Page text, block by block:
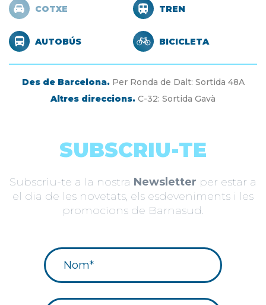
COTXE TREN
AUTOBÚS BICICLETA
Des de Barcelona.Per Ronda de Dalt: Sortida 48A
Altres direccions. C-32: Sortida Gavà
SUBSCRIU-TE
Subscriu-te a la nostra Newsletter per estar a
el dia de les novetats, els esdeveniments i les
promocions de Barnasud.